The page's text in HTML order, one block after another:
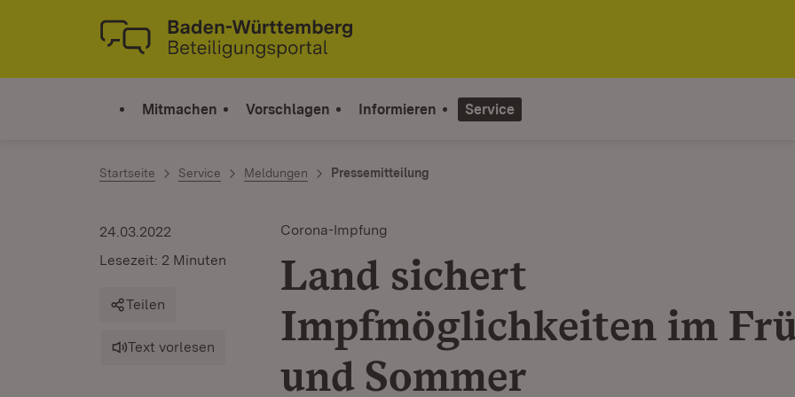
Zum Inhalt springen
Link zur Startseite
Mitmachen Vorschlagen Informieren Service
Startseite Service Meldungen Pressemitteilung
Corona-Impfung
Land sichert
Impfmöglichkeiten im
und Sommer
24.03.2022
Lesezeit: 2 Minuten
Teilen
Text vorlesen